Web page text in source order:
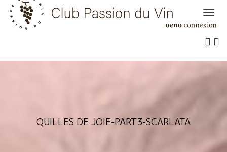
Skip
content
QUILLES DE JOIE-PART3-SCARLATA